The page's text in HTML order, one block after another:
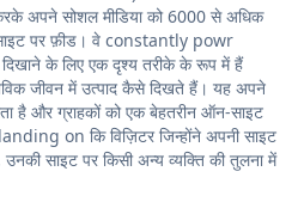
अपने सोशल मीडिया को 6000 से अधिक
साइट पर फ़ीड। वे constantly powr
दिखाने के लिए एक दृश्य तरीके के रूप में हैं
जीवन में उत्पाद कैसे दिखते हैं। यह अपने
है और ग्राहकों को एक बेहतरीन ऑन-साइट
on कि विज़िटर जिन्होंने अपनी साइट
साइट पर किसी अन्य व्यक्ति की तुलना में